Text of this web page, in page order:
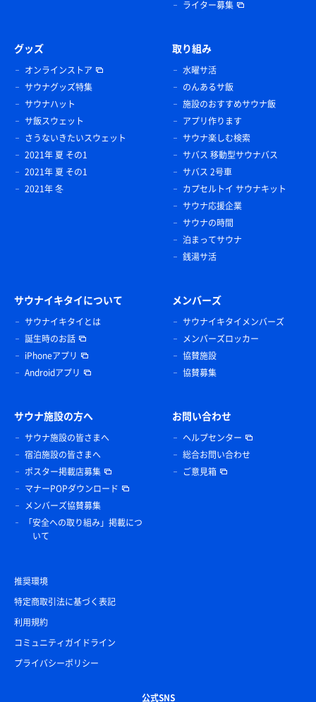
ライター募集
グッズ
オンラインストア
サウナグッズ特集
サウナハット
サ飯スウェット
さうないきたいスウェット
2021年 夏 その1
2021年 夏 その1
2021年 冬
取り組み
水曜サ活
のんあるサ飯
施設のおすすめサウナ飯
アプリ作ります
サウナ楽しむ検索
サバス 移動型サウナバス
サバス 2号車
カプセルトイ サウナキット
サウナ応援企業
サウナの時間
泊まってサウナ
銭湯サ活
サウナイキタイについて
サウナイキタイとは
誕生時のお話
iPhoneアプリ
Androidアプリ
メンバーズ
サウナイキタイメンバーズ
メンバーズロッカー
協賛施設
協賛募集
サウナ施設の方へ
サウナ施設の皆さまへ
宿泊施設の皆さまへ
ポスター掲載店募集
マナーPOPダウンロード
メンバーズ協賛募集
「安全への取り組み」掲載につ
いて
お問い合わせ
ヘルプセンター
総合お問い合わせ
ご意見箱
推奨環境
特定商取引法に基づく表記
利用規約
コミュニティガイドライン
プライバシーポリシー
公式SNS